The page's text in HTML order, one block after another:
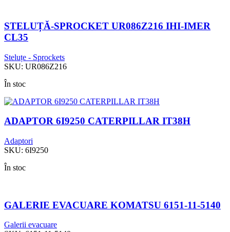
STELUȚĂ-SPROCKET UR086Z216 IHI-IMER
CL35
Steluțe - Sprockets
SKU: UR086Z216
În stoc
ADAPTOR 6I9250 CATERPILLAR IT38H
Adaptori
SKU: 6I9250
În stoc
GALERIE EVACUARE KOMATSU 6151-11-5140
Galerii evacuare